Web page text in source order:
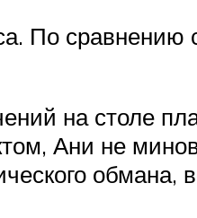
По сравнению
на столе
Ани не
обмана,